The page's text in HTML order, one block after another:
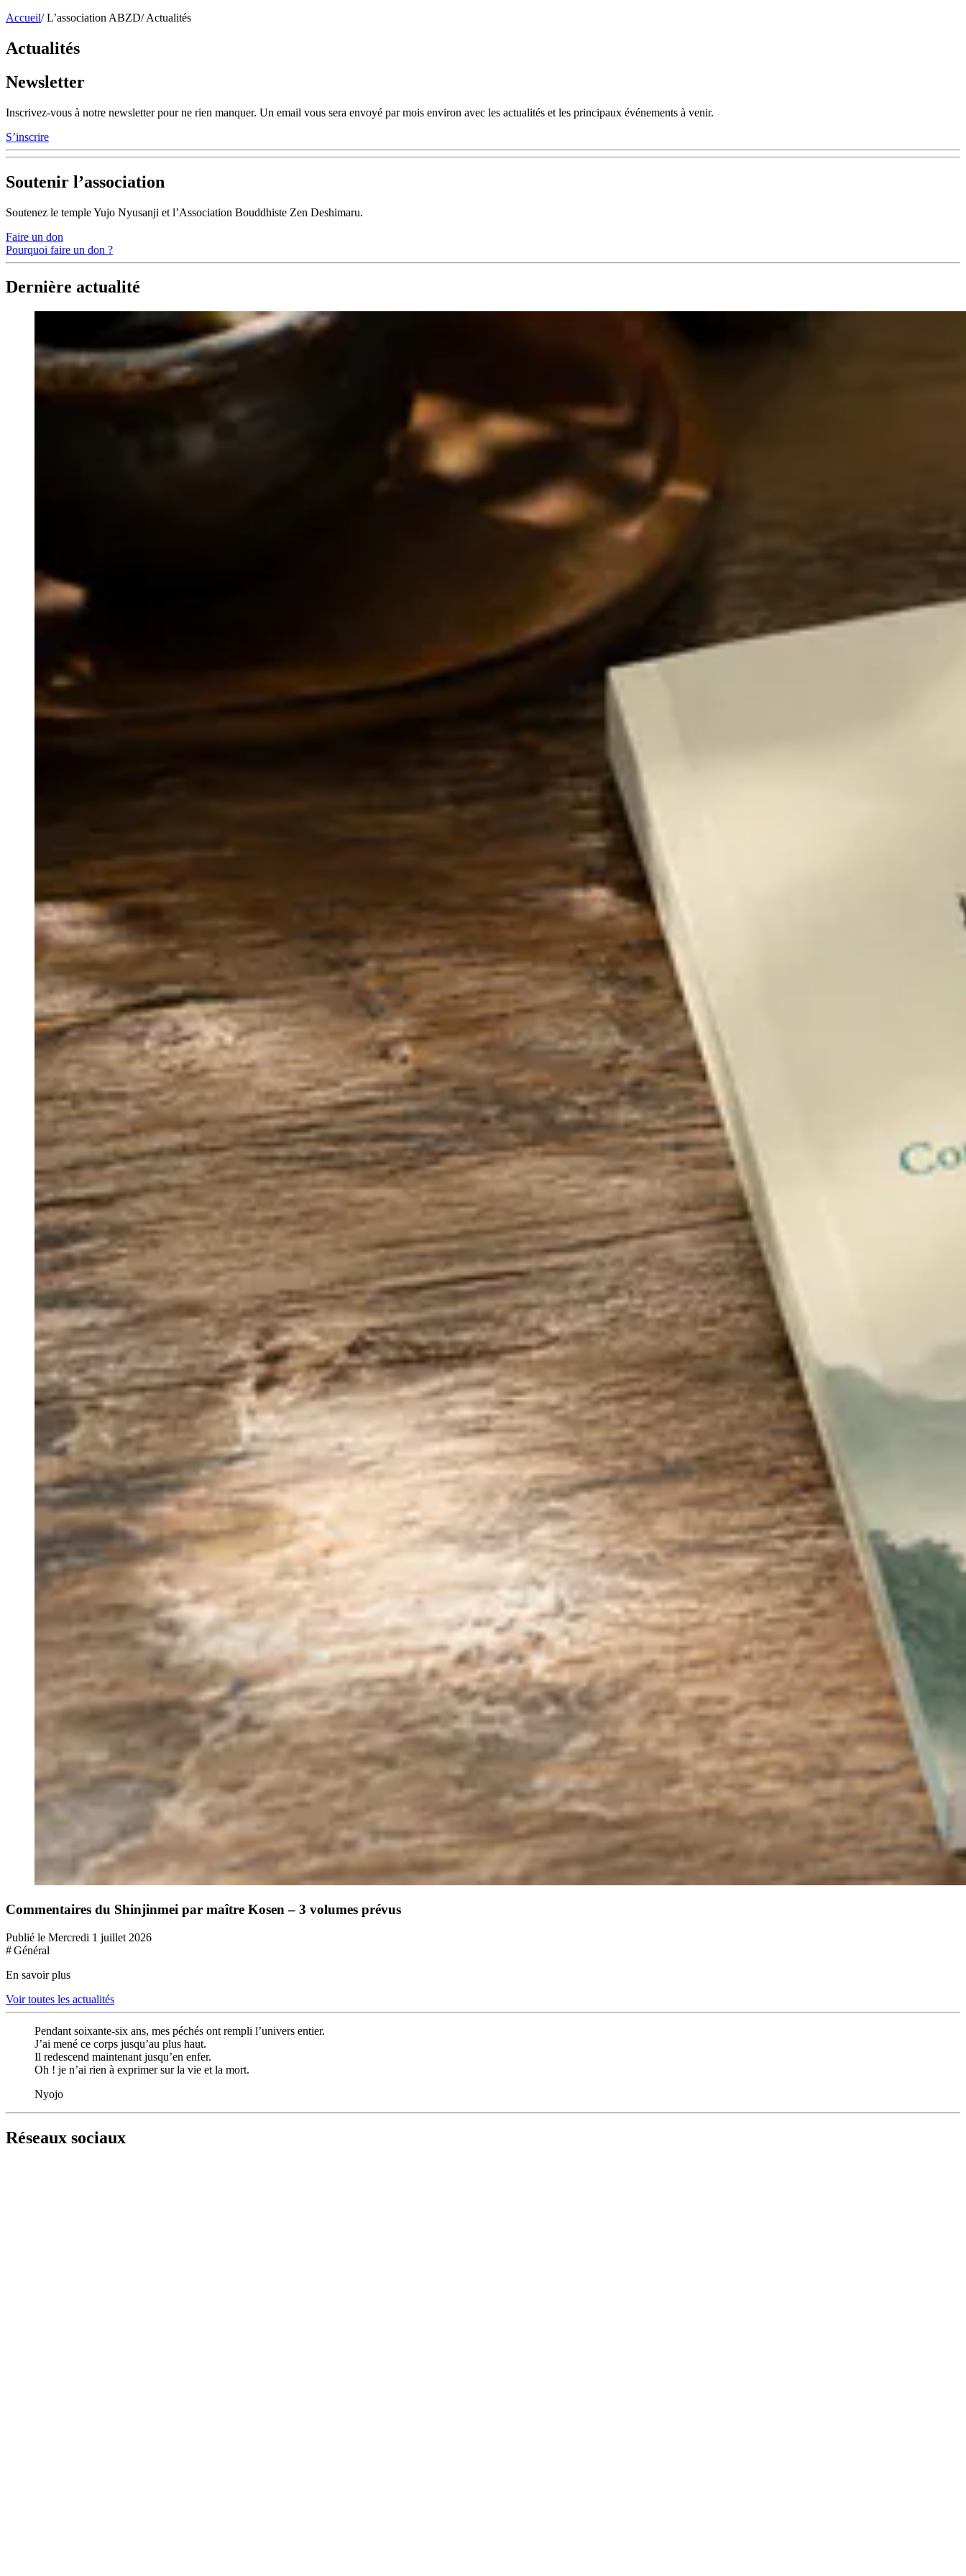
Accueil/ L’association ABZD/ Actualités
Actualités
Newsletter
Inscrivez-vous à notre newsletter pour ne rien manquer. Un email vous sera envoyé par mois environ avec les actualités et les principaux événements à venir.
S’inscrire
Soutenir l’association
Soutenez le temple Yujo Nyusanji et l’Association Bouddhiste Zen Deshimaru.
Faire un don
Pourquoi faire un don ?
Dernière actualité
Commentaires du Shinjinmei par maître Kosen – 3 volumes prévus
Publié le Mercredi 1 juillet 2026
# Général
En savoir plus
Voir toutes les actualités
Pendant soixante-six ans, mes péchés ont rempli l’univers entier.
J’ai mené ce corps jusqu’au plus haut.
Il redescend maintenant jusqu’en enfer.
Oh ! je n’ai rien à exprimer sur la vie et la mort.
Nyojo
Réseaux sociaux